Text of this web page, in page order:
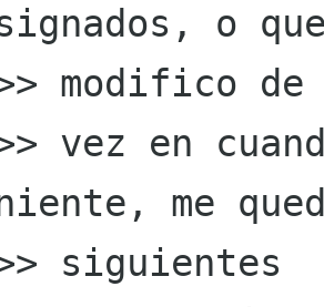
o
modifico de
vez en
me
siguientes